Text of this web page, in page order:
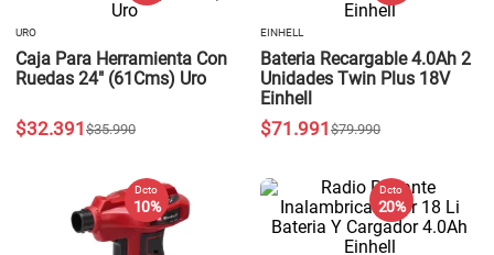
URO
Caja Para Herramienta Con
Ruedas 24" (61Cms) Uro
$35.990
$32.391
EINHELL
Bateria Recargable 4.0Ah 2
Unidades Twin Plus 18V
Einhell
$79.990
$71 .991
Dcto
10 %
Dcto
20 %